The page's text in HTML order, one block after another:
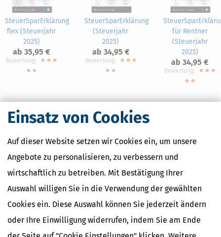
Einsatz von Cookies
Auf dieser Website setzen wir Cookies ein, um unsere
Angebote zu personalisieren, zu verbessern und
wirtschaftlich zu betreiben. Mit Bestätigung Ihrer
Auswahl willigen Sie in die Verwendung der gewählten
Cookies ein. Diese Auswahl können Sie jederzeit ändern
oder Ihre Einwilligung widerrufen, indem Sie am Ende
SteuerSparErklärung
flex (Steuerjahr
2025)
ab 35,95 €
Bewertung:
SteuerSparErklärung
(Steuerjahr
2025)
ab 34,95 €
Bewertung:
für Rentner
(Steuerjahr
2025)
ab 34,95 €
Bewertung:
Nahe Finanzämter
Finanzamt Aalen
Finanzamt Esslingen
Finanzamt Geislingen
Finanzamt Schorndorf
Finanzamt Schwäbisch Gmünd